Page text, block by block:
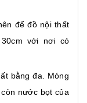
để đồ nội thất
với nơi có
bằng đa. Móng
nước bọt của